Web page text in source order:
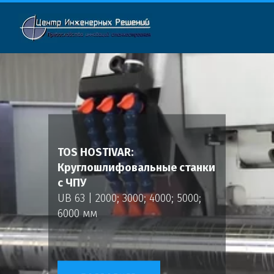
TOS HOSTIVAR:
Круглошлифовальные станки
с ЧПУ
UB 63 | 2000; 3000; 4000; 5000;
6000 мм